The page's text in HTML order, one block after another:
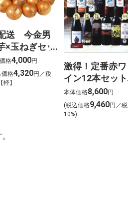
送 今金男
×玉ねぎセッ
5kg【北海
予約 】※10
日以降順次
格4,000円
価格4,320円／税
軽】
激得！定番赤ワ
イン12本セット
本体価格8,600円
(税込価格9,460円／税
10%)